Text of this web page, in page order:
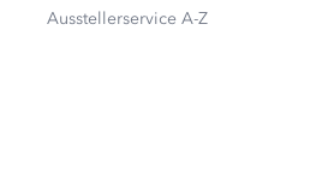
Ausstellerservice A-Z